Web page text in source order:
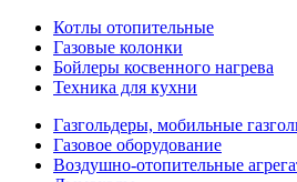
Котлы отопительные
Газовые колонки
Бойлеры косвенного нагрева
Техника для кухни
Газгольдеры, мобильные
Газовое оборудование
Воздушно-отопительные